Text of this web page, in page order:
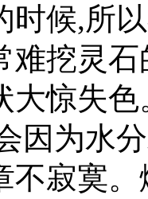
时候,所
难挖灵
大惊失
因为水
不寂寞